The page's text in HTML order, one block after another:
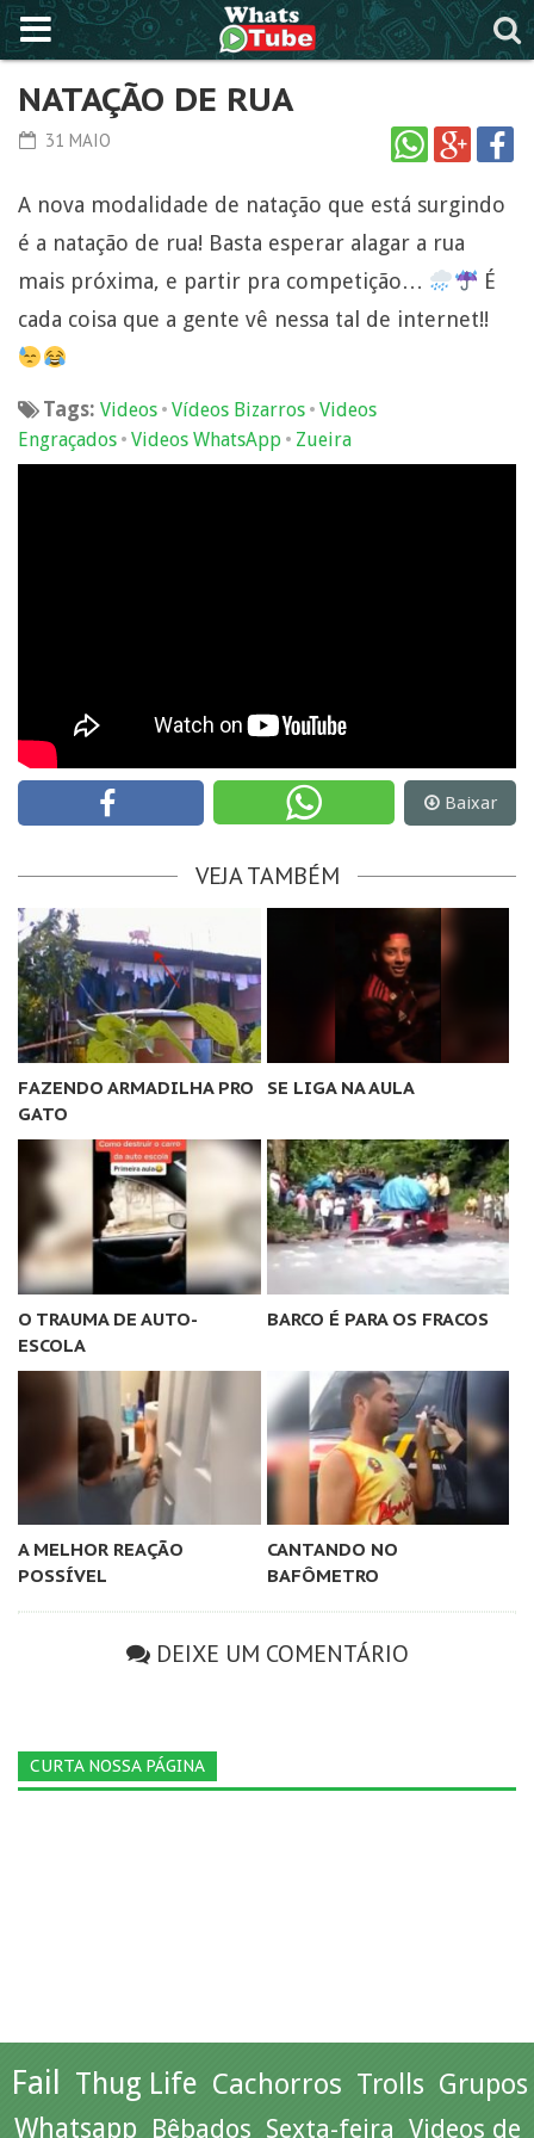
NATAÇÃO DE RUA
31 MAIO
A nova modalidade de natação que está surgindo
é a natação de rua! Basta esperar alagar a rua
mais próxima, e partir pra competição…
É
cada coisa que a gente vê nessa tal de internet!!
Tags: Videos • Vídeos Bizarros • Videos
Engraçados • Videos WhatsApp • Zueira
Baixar
VEJA TAMBÉM
FAZENDO ARMADILHA PRO
GATO
SE LIGA NA AULA
O TRAUMA DE AUTO-
ESCOLA
BARCO É PARA OS FRACOS
A MELHOR REAÇÃO
POSSÍVEL
CANTANDO NO
BAFÔMETRO
DEIXE UM COMENTÁRIO
CURTA NOSSA PÁGINA
Fail Thug Life Cachorros Trolls Grupos
Whatsapp Bêbados Sexta-feira Videos de